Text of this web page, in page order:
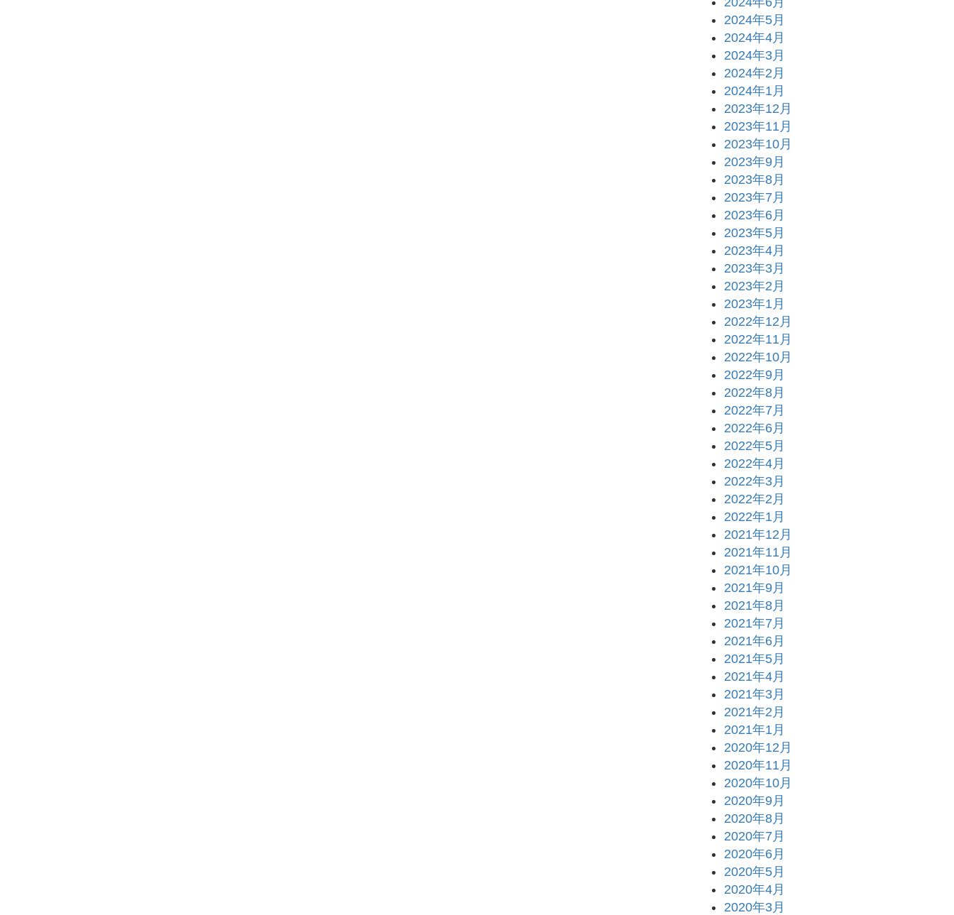
2024年5月
2024年4月
2024年3月
2024年2月
2024年1月
2023年12月
2023年11月
2023年10月
2023年9月
2023年8月
2023年7月
2023年6月
2023年5月
2023年4月
2023年3月
2023年2月
2023年1月
2022年12月
2022年11月
2022年10月
2022年9月
2022年8月
2022年7月
2022年6月
2022年5月
2022年4月
2022年3月
2022年2月
2022年1月
2021年12月
2021年11月
2021年10月
2021年9月
2021年8月
2021年7月
2021年6月
2021年5月
2021年4月
2021年3月
2021年2月
2021年1月
2020年12月
2020年11月
2020年10月
2020年9月
2020年8月
2020年7月
2020年6月
2020年5月
2020年4月
2020年3月